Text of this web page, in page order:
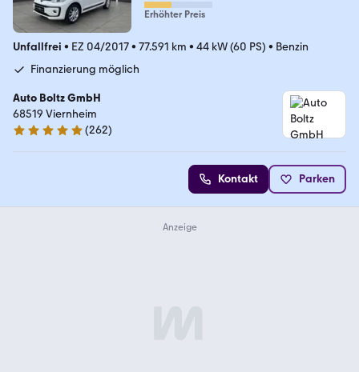
Erhöhter Preis
Unfallfrei • EZ 04/2017• 77.591 km • 44 kW (60 PS) • Benzin
Finanzierung möglich
Auto Boltz GmbH
68519 Viernheim
4.8 Sterne
(262)
Kontakt Parken